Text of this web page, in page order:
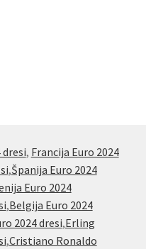
dresi, Francija Euro 2024
,Španija Euro 2024
Euro 2024
,Belgija Euro 2024
2024 dresi,Erling
,Cristiano Ronaldo